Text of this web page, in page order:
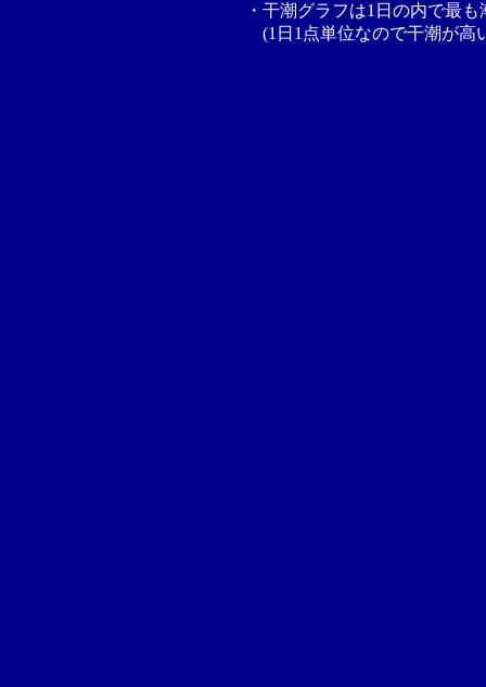
・干潮グラフは1日の内で最
(1日1点単位なので干潮が高